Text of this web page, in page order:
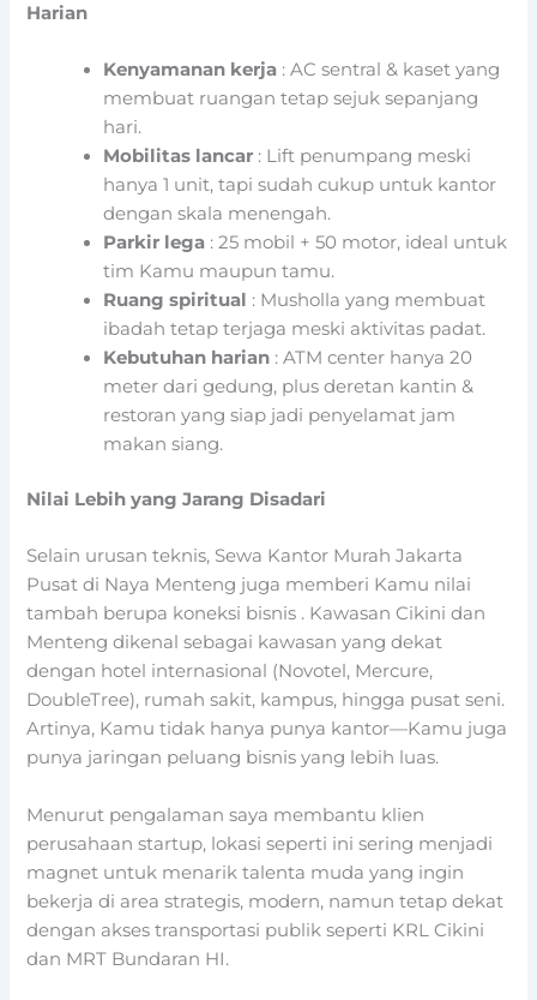
Harian
Kenyamanan kerja : AC sentral & kaset yang
membuat ruangan tetap sejuk sepanjang
hari.
Mobilitas lancar : Lift penumpang meski
hanya 1 unit, tapi sudah cukup untuk kantor
dengan skala menengah.
Parkir lega : 25 mobil + 50 motor, ideal untuk
tim Kamu maupun tamu.
Ruang spiritual : Musholla yang membuat
ibadah tetap terjaga meski aktivitas padat.
Kebutuhan harian : ATM center hanya 20
meter dari gedung, plus deretan kantin &
restoran yang siap jadi penyelamat jam
makan siang.
Nilai Lebih yang Jarang Disadari
Selain urusan teknis, Sewa Kantor Murah Jakarta
Pusat di Naya Menteng juga memberi Kamu nilai
tambah berupa koneksi bisnis . Kawasan Cikini dan
Menteng dikenal sebagai kawasan yang dekat
dengan hotel internasional (Novotel, Mercure,
DoubleTree), rumah sakit, kampus, hingga pusat seni.
Artinya, Kamu tidak hanya punya kantor—Kamu juga
punya jaringan peluang bisnis yang lebih luas.
Menurut pengalaman saya membantu klien
perusahaan startup, lokasi seperti ini sering menjadi
magnet untuk menarik talenta muda yang ingin
bekerja di area strategis, modern, namun tetap dekat
dengan akses transportasi publik seperti KRL Cikini
dan MRT Bundaran HI.